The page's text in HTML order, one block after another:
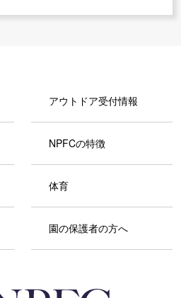
アウトドア受付情報
NPFCの特徴
体育
園の保護者の方へ